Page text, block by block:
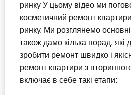
ринку У цьому відео ми
косметичний ремонт
ринку. Ми розглянемо
також дамо кілька порад,
зробити ремонт швидко і
ремонт квартири з
включає в себе такі етапи: